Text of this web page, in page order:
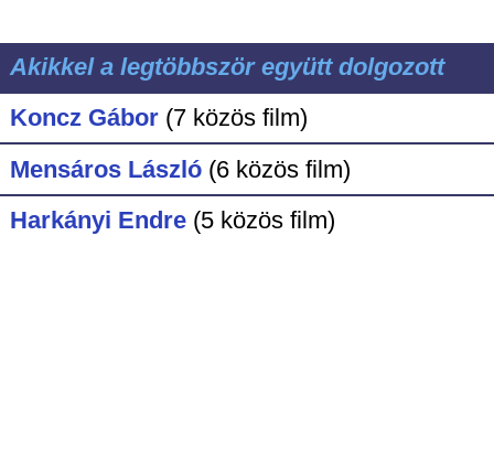
Akikkel a legtöbbször együtt dolgozott
Koncz Gábor (7 közös film)
Mensáros László (6 közös film)
Harkányi Endre (5 közös film)